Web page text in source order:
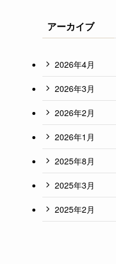
アーカイブ
2026年4月
2026年3月
2026年2月
2026年1月
2025年8月
2025年3月
2025年2月